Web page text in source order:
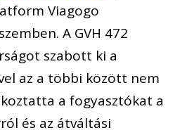
Viagogo
A GVH 472
szabott ki a
az a többi között nem
a fogyasztókat a
és az átváltási